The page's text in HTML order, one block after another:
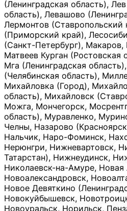
(Ленинградская область),
область), Левашово
Лермонтов (Ставропольский
(Приморский край),
(Санкт-Петербург),
Матвеев Курган (Ростовская
Мга (Ленинградская
(Челябинская область),
Михайловка (Город),
область), Михайловск
Можга, Мончегорск,
область), Муравленко,
Челны, Назарово
Нальчик, Наро-Фоминск,
Нерюнгри, Нижневартовск,
Татарстан), Нижнеудинск,
Николаевск-на-Амуре, Новая
Новоалександровск,
Новое Девяткино
Новокуйбышевск,
Новоуральск, Норильск,